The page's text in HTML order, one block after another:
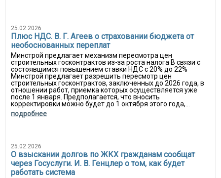
25.02.2026
Плюс НДС. В. Г. Агеев о страховании бюджета от
необоснованных переплат
Минстрой предлагает механизм пересмотра цен
строительных госконтрактов из-за роста налога В связи с
состоявшимся повышением ставки НДС с 20% до 22%
Минстрой предлагает разрешить пересмотр цен
строительных госконтрактов, заключенных до 2026 года, в
отношении работ, приемка которых осуществляется уже
после 1 января. Предполагается, что вносить
корректировки можно будет до 1 октября этого года,...
подробнее
25.02.2026
О взыскании долгов по ЖКХ гражданам сообщат
через Госуслуги. И. В. Генцлер о том, как будет
работать система